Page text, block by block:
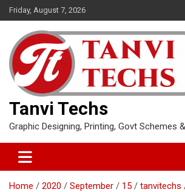
Skip
to
content
Friday, August 7, 2026
Tanvi Techs
Graphic Designing, Printing, Govt Schemes
Home 2020 September 15
tanvitechs